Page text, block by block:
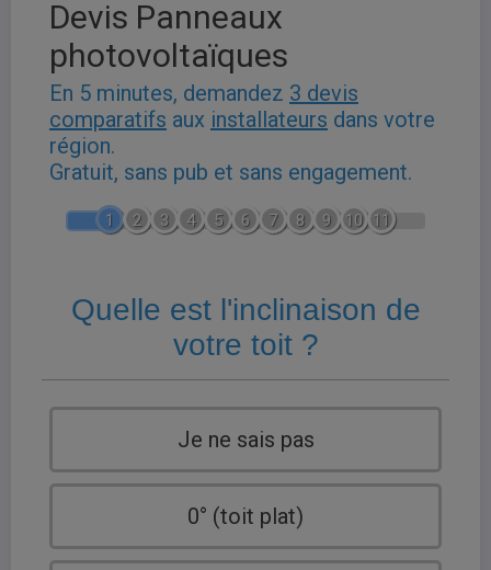
Devis Panneaux
photovoltaïques
En 5 minutes, demandez 3 devis
comparatifs aux installateurs dans votre
région.
Gratuit, sans pub et sans engagement.
1 2 3 4 5 6 7 8 9 10 11
Quelle est l'inclinaison de
votre toit ?
Je ne sais pas
0° (toit plat)